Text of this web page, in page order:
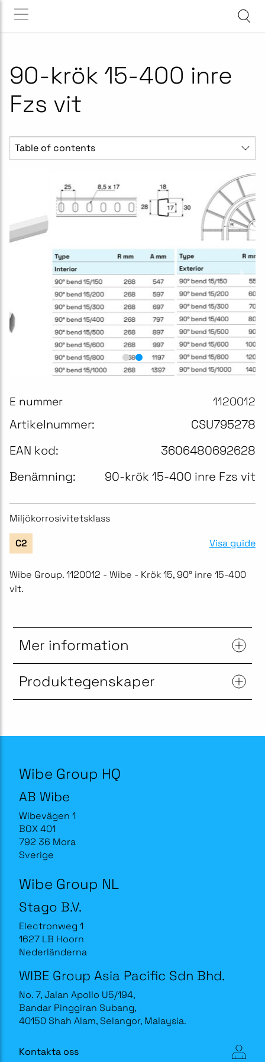
90-krök 15-400 inre
Fzs vit
Table of contents
E nummer 1120012
Artikelnummer:
CSU795278
EAN kod:
3606480692628
Benämning:
90-krök 15-400 inre Fzs vit
Miljökorrosivitetsklass
C2 Visa guide
Wibe Group. 1120012 - Wibe - Krök 15, 90° inre 15-400
vit.
Mer information
Produktegenskaper
Wibe Group HQ
AB Wibe
Wibevägen 1
BOX 401
792 36 Mora
Sverige
Wibe Group NL
Stago B.V.
Electronweg 1
1627 LB Hoorn
Nederländerna
WIBE Group Asia Pacific Sdn Bhd.
No. 7, Jalan Apollo U5/194,
Bandar Pinggiran Subang,
40150 Shah Alam, Selangor, Malaysia.
Kontakta oss